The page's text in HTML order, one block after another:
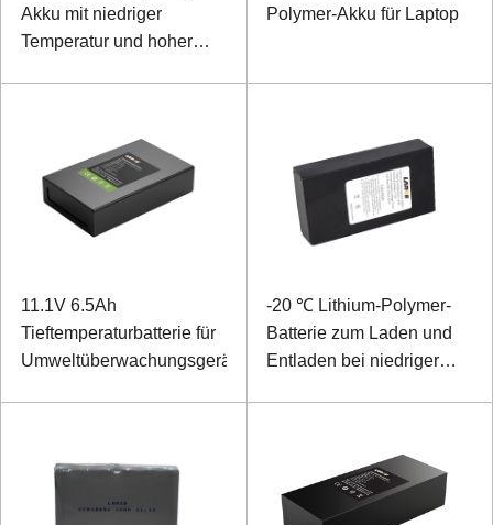
Akku mit niedriger
Temperatur und hoher
Polymer-Akku für Laptop
11.1V 6.5Ah
Tieftemperaturbatterie für
Umweltüberwachungsgeräte
-20 ℃ Lithium-Polymer-
Batterie zum Laden und
Entladen bei niedriger